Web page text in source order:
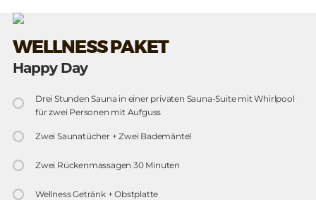
WELLNESS PAKET
Happy Day
Drei Stunden Sauna in einer privaten Sauna-Suite mit Whirlpool
für zwei Personen mit Aufguss
Zwei Saunatücher + Zwei Bademäntel
Zwei Rückenmassagen 30 Minuten
Wellness Getränk + Obstplatte